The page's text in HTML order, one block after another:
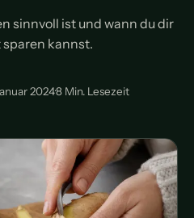
sinnvoll ist und wann du dir
kannst.
2024·8 Min. Lesezeit